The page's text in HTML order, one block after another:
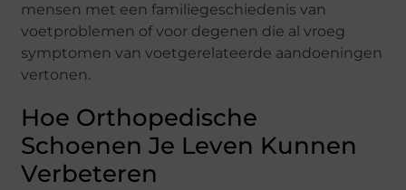
mensen met een familiegeschiedenis van
voetproblemen of voor degenen die al vroeg
symptomen van voetgerelateerde aandoeningen
vertonen.
Hoe Orthopedische
Schoenen Je Leven Kunnen
Verbeteren